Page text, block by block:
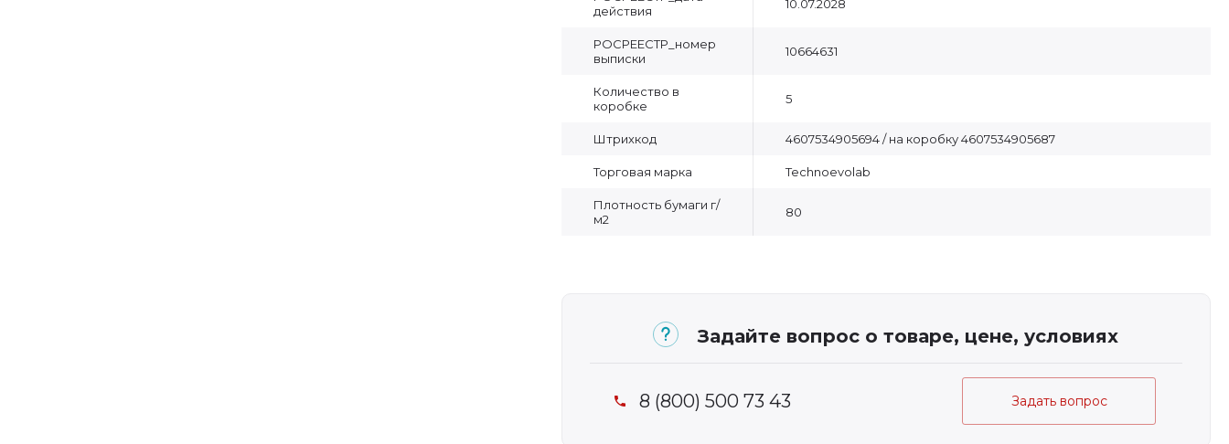
действия
10.07.2028
РОСРЕЕСТР_номер
выписки
10664631
Количество в
коробке
5
Штрихкод 4607534905694 / на коробку 4607534905687
Торговая марка Technoevolab
Плотность бумаги г/
м2
80
Задайте вопрос о товаре, цене, условиях
8 (800) 500 73 43 Задать вопрос